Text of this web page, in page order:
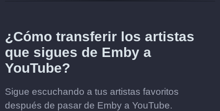
¿Cómo transferir los artistas
que sigues de Emby a
YouTube?
Sigue escuchando a tus artistas favoritos
después de pasar de Emby a YouTube.